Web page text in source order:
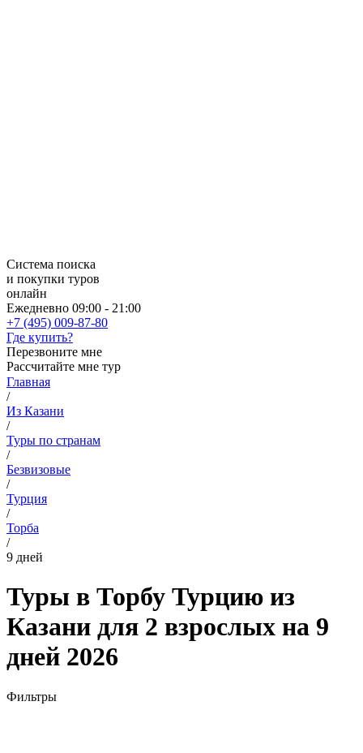
Система поиска
и покупки туров
онлайн
Ежедневно 09:00 - 21:00
+7 (495) 009-87-80
Где купить?
Перезвоните мне
Рассчитайте мне тур
Главная
/
Из Казани
/
Туры по странам
/
Безвизовые
/
Турция
/
Торба
/
9 дней
Туры в Торбу Турцию из
Казани для 2 взрослых на 9
дней 2026
Фильтры